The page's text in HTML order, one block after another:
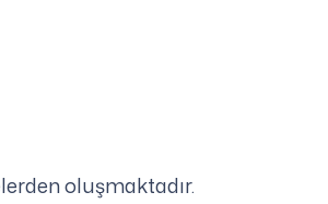
oluşmaktadır.